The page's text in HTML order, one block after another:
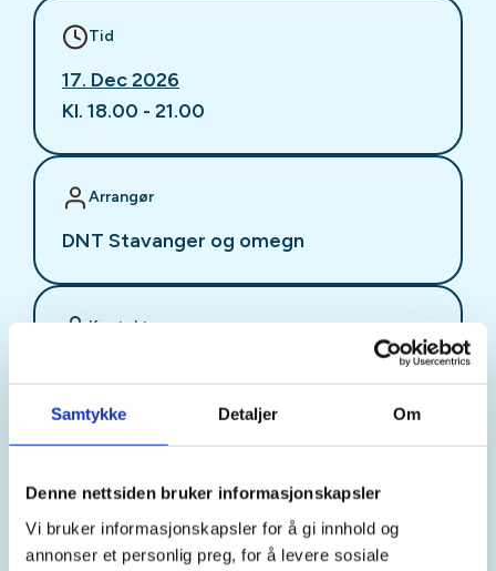
Samtykke Detaljer Om
Denne nettsiden bruker informasjonskapsler
Vi bruker informasjonskapsler for å gi innhold og
annonser et personlig preg, for å levere sosiale
Tid
17. Dec 2026
Kl. 18.00 - 21.00
Arrangør
DNT Stavanger og omegn
Kontaktperson
morten.nroi@gmail.com
Er du ungdom eller ung voksen med en
funksjonsnedsettelse som ønsker å komme deg ut
på tur i godt selskap?!